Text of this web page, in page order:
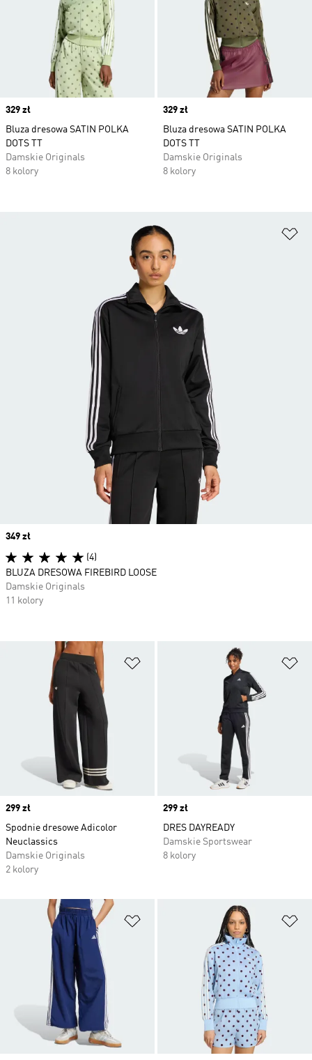
Price
329 zł
Bluza dresowa SATIN POLKA
DOTS TT
Damskie Originals
8 kolory
Price
329 zł
Bluza dresowa SATIN POLKA
DOTS TT
Damskie Originals
8 kolory
Dodaj do listy życzeń
Price
299 zł
Spodnie dresowe Adicolor
Neuclassics
Damskie Originals
2 kolory
Price
299 zł
DRES DAYREADY
Damskie Sportswear
8 kolory
Dodaj do listy życzeń
Price
349 zł
(4)
BLUZA DRESOWA FIREBIRD LOOSE
Damskie Originals
11 kolory